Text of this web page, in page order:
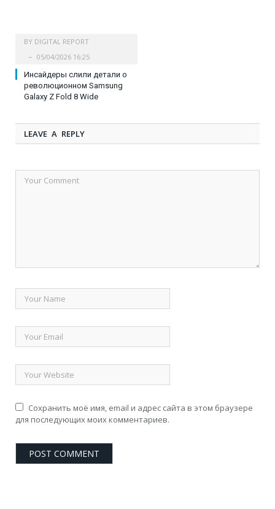
BY DIGITAL REPORT
05/04/2026 16:25
Инсайдеры слили детали о
революционном Samsung
Galaxy Z Fold 8 Wide
LEAVE A REPLY
Сохранить моё имя, email и адрес сайта в этом браузере
для последующих моих комментариев.